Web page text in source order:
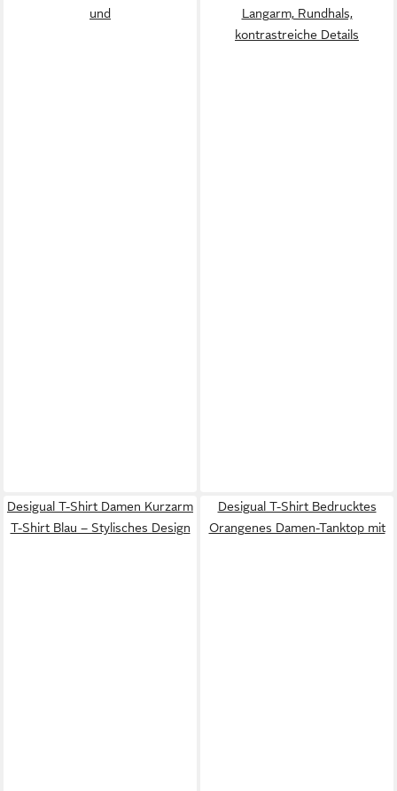
und
Langarm, Rundhals,
kontrastreiche Details
Desigual T-Shirt Damen Kurzarm
T-Shirt Blau – Stylisches Design
Desigual T-Shirt Bedrucktes
Orangenes Damen-Tanktop mit